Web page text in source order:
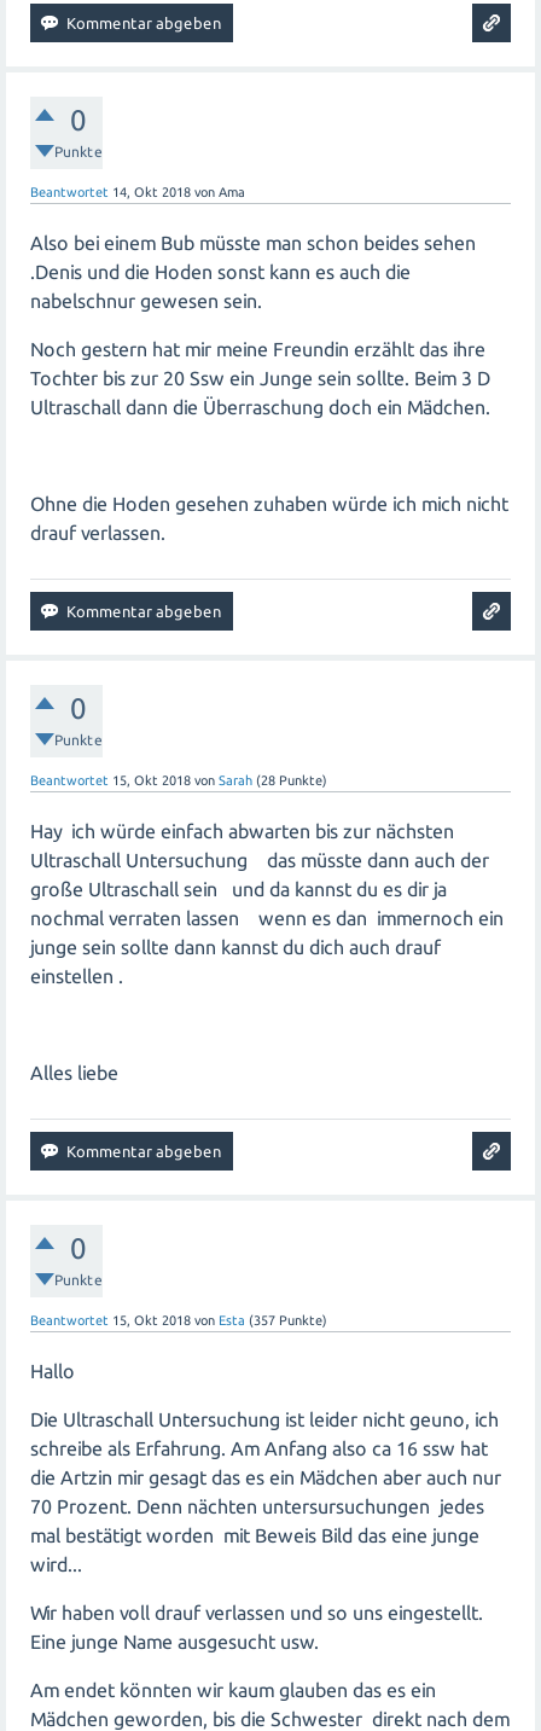
0
Punkte
Beantwortet 14, Okt 2018 von Ama
Also bei einem Bub müsste man schon beides sehen
.Denis und die Hoden sonst kann es auch die
nabelschnur gewesen sein.
Noch gestern hat mir meine Freundin erzählt das ihre
Tochter bis zur 20 Ssw ein Junge sein sollte. Beim 3 D
Ultraschall dann die Überraschung doch ein Mädchen.
Ohne die Hoden gesehen zuhaben würde ich mich nicht
drauf verlassen.
0
Punkte
Beantwortet 15, Okt 2018 von Sarah (28 Punkte)
Hay ich würde einfach abwarten bis zur nächsten
Ultraschall Untersuchung das müsste dann auch der
große Ultraschall sein und da kannst du es dir ja
nochmal verraten lassen wenn es dan immernoch ein
junge sein sollte dann kannst du dich auch drauf
einstellen .
Alles liebe
0
Punkte
Beantwortet 15, Okt 2018 von Esta (357 Punkte)
Hallo
Die Ultraschall Untersuchung ist leider nicht geuno, ich
schreibe als Erfahrung. Am Anfang also ca 16 ssw hat
die Artzin mir gesagt das es ein Mädchen aber auch nur
70 Prozent. Denn nächten untersursuchungen jedes
mal bestätigt worden mit Beweis Bild das eine junge
wird...
Wir haben voll drauf verlassen und so uns eingestellt.
Eine junge Name ausgesucht usw.
Am endet könnten wir kaum glauben das es ein
Mädchen geworden, bis die Schwester direkt nach dem